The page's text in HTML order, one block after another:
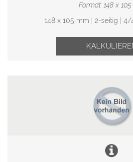
Format: 148 x
148 x 105 mm | 2-seitig |